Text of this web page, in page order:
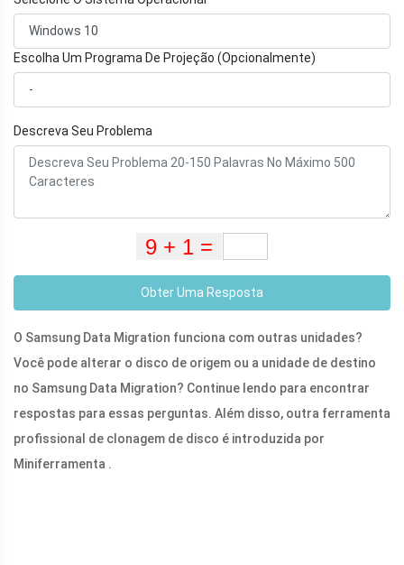
Escolha Um Programa De Projeção (Opcionalmente)
Descreva Seu Problema
Obter Uma Resposta
O Samsung Data Migration funciona com outras unidades?
Você pode alterar o disco de origem ou a unidade de destino
no Samsung Data Migration? Continue lendo para encontrar
respostas para essas perguntas. Além disso, outra ferramenta
profissional de clonagem de disco é introduzida por
Miniferramenta .